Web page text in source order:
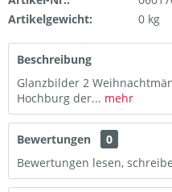
Artikelgewicht:
0 kg
Beschreibung
Glanzbilder 2
Hochburg der... mehr
Bewertungen
0
Bewertungen lesen,